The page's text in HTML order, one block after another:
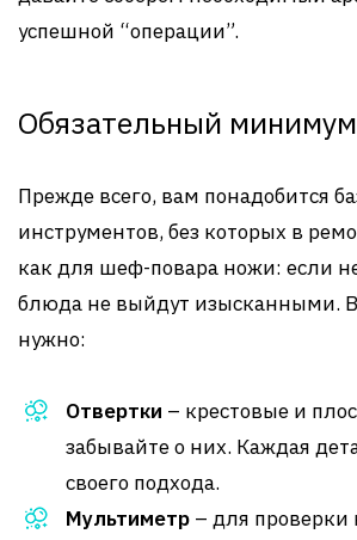
успешной “операции”.
Обязательный минимум
Прежде всего, вам понадобится
инструментов, без которых в
как для шеф-повара ножи: если
блюда не выйдут изысканными.
нужно:
Отвертки – крестовые и
забывайте о них. Каждая
своего подхода.
Мультиметр – для